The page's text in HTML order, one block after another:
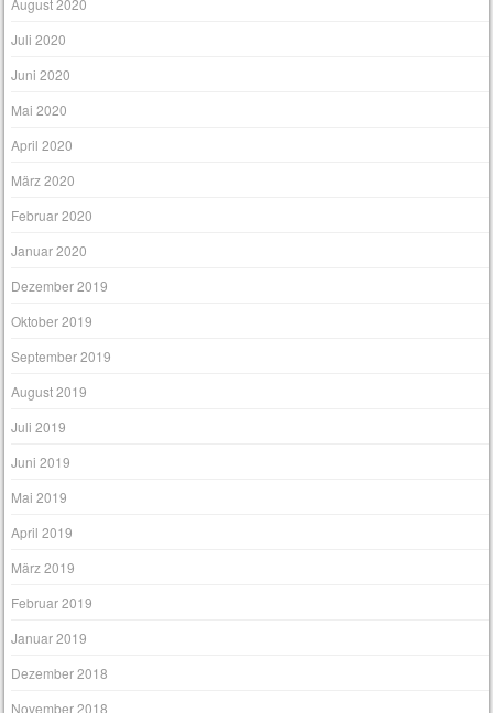
März 2021
Januar 2021
September 2020
August 2020
Juli 2020
Juni 2020
Mai 2020
April 2020
März 2020
Februar 2020
Januar 2020
Dezember 2019
Oktober 2019
September 2019
August 2019
Juli 2019
Juni 2019
Mai 2019
April 2019
März 2019